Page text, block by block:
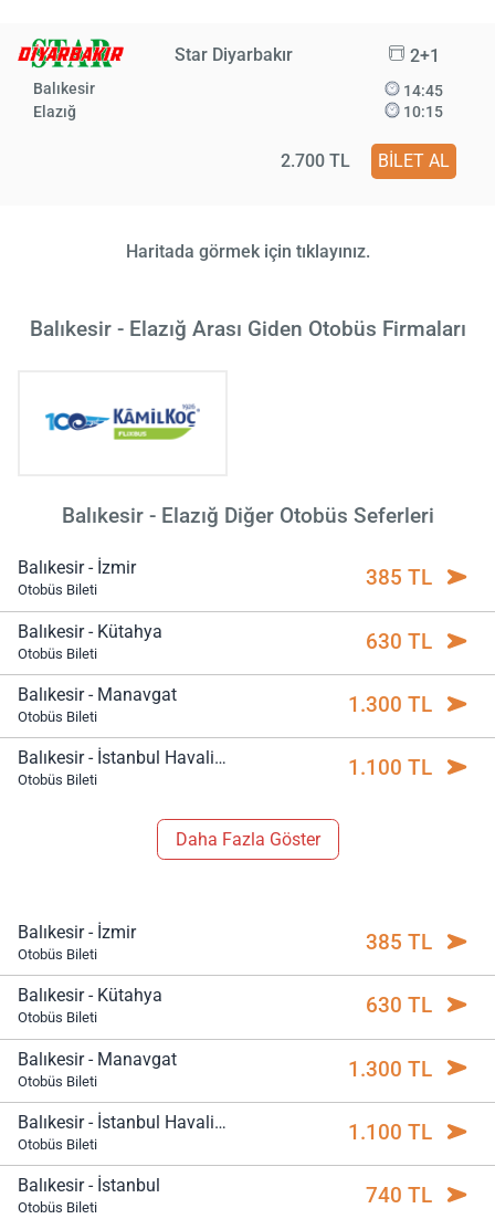
Star Diyarbakır 2+1
Balıkesir
Elazığ
14:45
10:15
2.700 TL BİLET AL
Haritada görmek için tıklayınız.
Balıkesir - Elazığ Arası Giden Otobüs Firmaları
Balıkesir - Elazığ Diğer Otobüs Seferleri
Balıkesir - İzmir
Otobüs Bileti 385 TL
Balıkesir - Kütahya
Otobüs Bileti 630 TL
Balıkesir - Manavgat
Otobüs Bileti 1.300 TL
Balıkesir - İstanbul Havalimanı
Otobüs Bileti 1.100 TL
Daha Fazla Göster
Balıkesir - İzmir
Otobüs Bileti 385 TL
Balıkesir - Kütahya
Otobüs Bileti 630 TL
Balıkesir - Manavgat
Otobüs Bileti 1.300 TL
Balıkesir - İstanbul Havalimanı
Otobüs Bileti 1.100 TL
Balıkesir - İstanbul
Otobüs Bileti 740 TL